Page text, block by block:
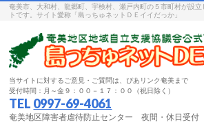
奄美市、大和村、龍郷町、宇検村、瀬戸内町の５市町村が設
トです。サイト愛称「島っちゅネットＤＥイイだっか」
当サイトに対するご意見・ご質問は、ぴあリンク奄美まで
受付時間：月～金９：００－１７：００（祝日除く）
TEL 0997-69-4061
奄美地区障害者虐待防止センター 夜間・休日受